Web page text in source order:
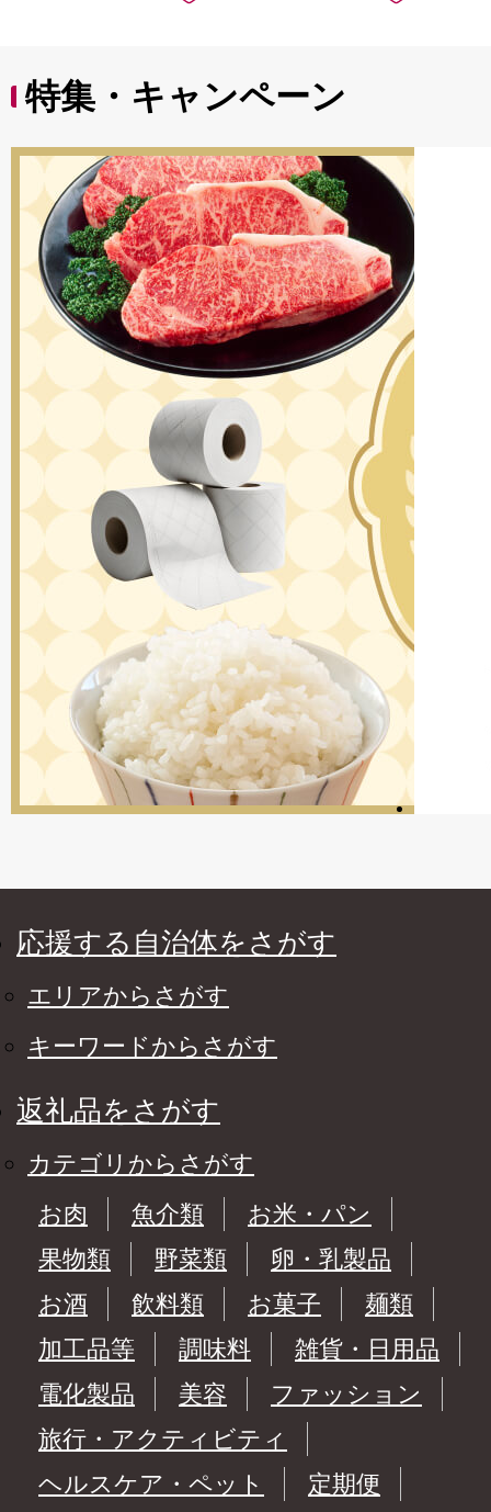
特集・キャンペーン
応援する自治体をさがす
エリアからさがす
キーワードからさがす
返礼品をさがす
カテゴリからさがす
お肉
魚介類
お米・パン
果物類
野菜類
卵・乳製品
お酒
飲料類 お菓子
麺類
加工品等
調味料
雑貨・日用品
電化製品
美容
ファッション
旅行・アクティビティ
ヘルスケア・ペット
定期便